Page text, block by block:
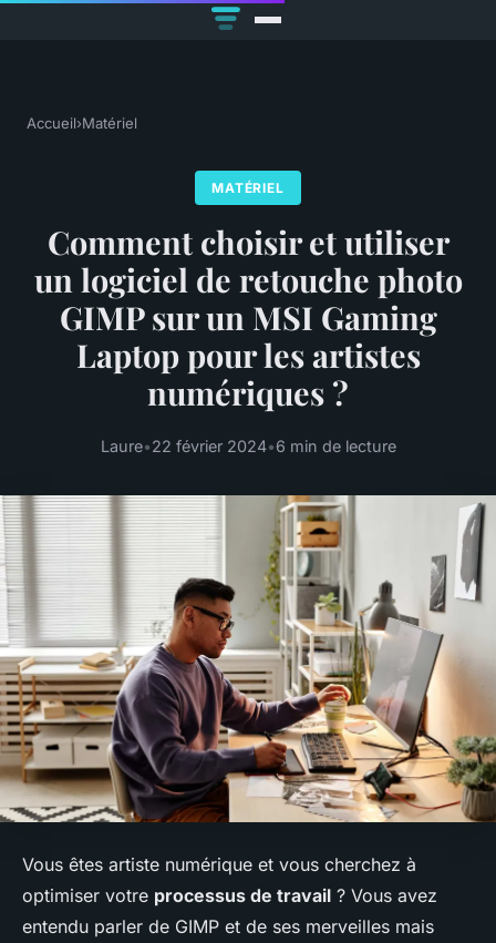
Accueil›Matériel
MATÉRIEL
Comment choisir et utiliser
un logiciel de retouche photo
GIMP sur un MSI Gaming
Laptop pour les artistes
numériques ?
Laure•22 février 2024•6 min de lecture
Vous êtes artiste numérique et vous cherchez à
optimiser votre processus de travail ? Vous avez
entendu parler de GIMP et de ses merveilles mais